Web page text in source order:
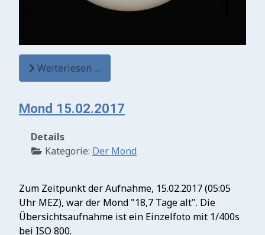
Weiterlesen …
Mond 15.02.2017
Details
Kategorie: Der Mond
Zum Zeitpunkt der Aufnahme, 15.02.2017 (05:05
Uhr MEZ), war der Mond "18,7 Tage alt". Die
Übersichtsaufnahme ist ein Einzelfoto mit 1/400s
bei ISO 800.